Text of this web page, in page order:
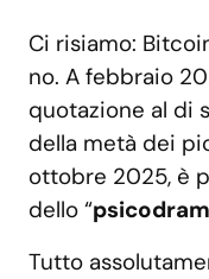
Ci risiamo:
no. A febbraio
quotazione al di
della metà dei
ottobre 2025, è
dello “
Tutto